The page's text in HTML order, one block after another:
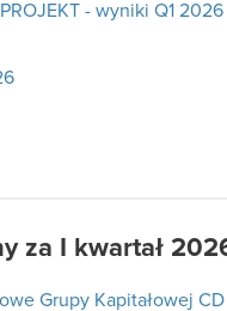
- wyniki Q1 2026
za I kwartał
Grupy Kapitałowej CD